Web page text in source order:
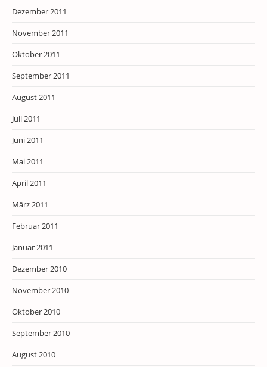
Dezember 2011
November 2011
Oktober 2011
September 2011
August 2011
Juli 2011
Juni 2011
Mai 2011
April 2011
März 2011
Februar 2011
Januar 2011
Dezember 2010
November 2010
Oktober 2010
September 2010
August 2010